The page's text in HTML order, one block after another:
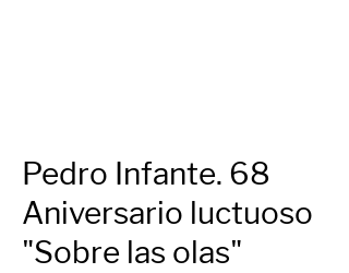
Pedro Infante. 68
Aniversario luctuoso
"Sobre las olas"